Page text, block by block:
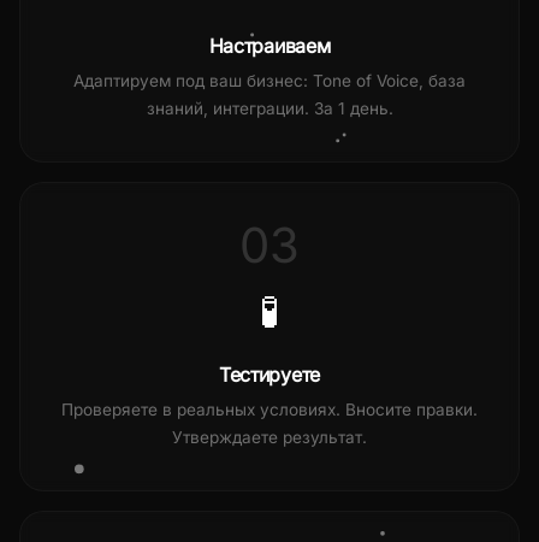
Настраиваем
Адаптируем под ваш бизнес: Tone of Voice, база
знаний, интеграции. За 1 день.
03
🧪
Тестируете
Проверяете в реальных условиях. Вносите правки.
Утверждаете результат.